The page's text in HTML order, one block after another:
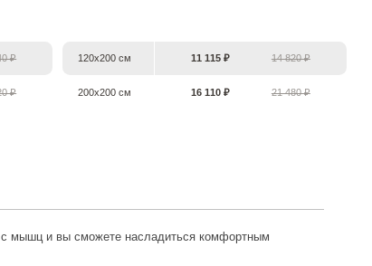
₽ 120х200 см 11 115 ₽ 14 820 ₽
₽ 200х200 см 16 110 ₽ 21 480 ₽
мышц и вы сможете насладиться комфортным